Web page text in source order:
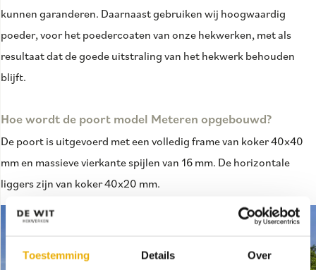
Toestemming Details Over
kunnen garanderen. Daarnaast gebruiken wij hoogwaardig
poeder, voor het poedercoaten van onze hekwerken, met als
resultaat dat de goede uitstraling van het hekwerk behouden
blijft.
Hoe wordt de poort model Meteren opgebouwd?
De poort is uitgevoerd met een volledig frame van koker 40x40
mm en massieve vierkante spijlen van 16 mm. De horizontale
liggers zijn van koker 40x20 mm.